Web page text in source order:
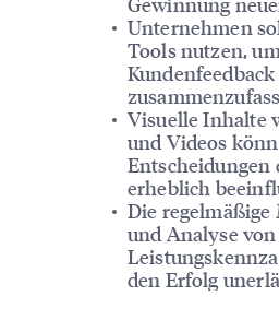
Unternehmen
Tools nutzen, um
Kundenfeedback
Visuelle Inhalte
und Videos
Entscheidungen
erheblich
Die regelmäßige
und Analyse von
den Erfolg